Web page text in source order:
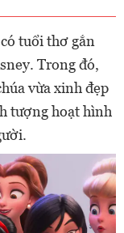
tuổi thơ gắn
Trong đó,
vừa xinh đẹp
tượng hoạt hình